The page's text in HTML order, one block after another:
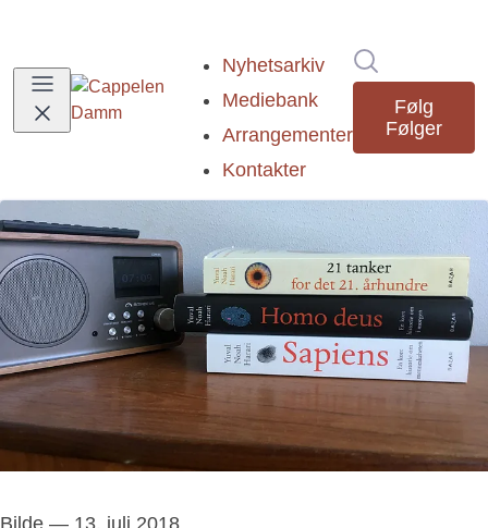
Nyhetsarkiv
Mediebank
Arrangementer
Kontakter
Følg
Følger
Bilde — 13. juli 2018